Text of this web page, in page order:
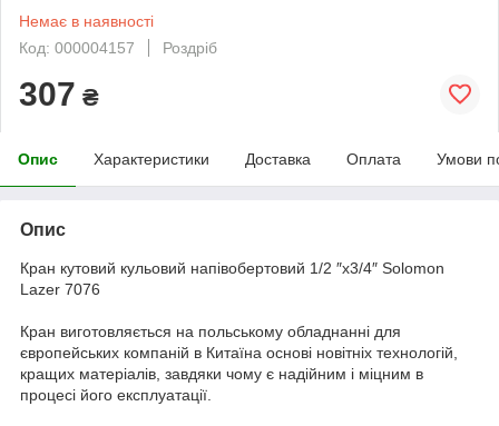
Немає в наявності
Код: 000004157
Роздріб
307 ₴
Опис Характеристики Доставка Оплата Умови
Опис
Кран кутовий кульовий напівобертовий 1/2 ″х3/4″ Solomon
Lazer 7076
Кран виготовляється на польському обладнанні для
європейських компаній в Китаїна основі новітніх технологій,
кращих матеріалів, завдяки чому є надійним і міцним в
процесі його експлуатації.